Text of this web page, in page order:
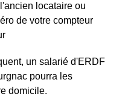
locataire ou
de votre compteur
un salarié d'ERDF
pourra les
domicile.